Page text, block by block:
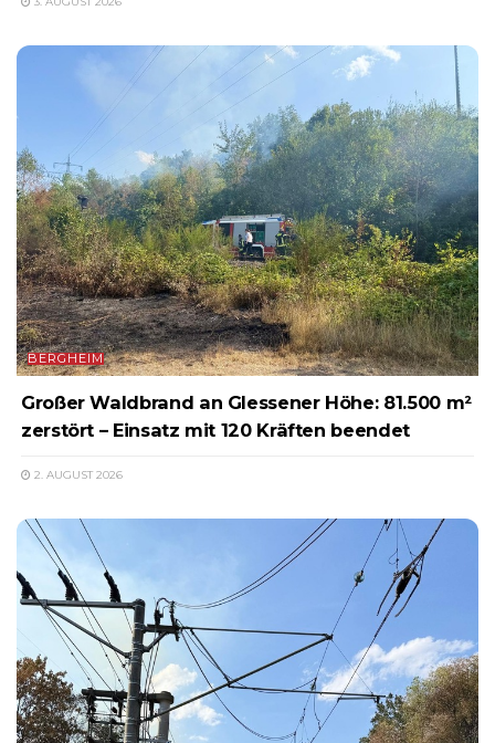
BERGHEIM
Großer Waldbrand an Glessener Höhe: 81.500 m²
zerstört – Einsatz mit 120 Kräften beendet
2. AUGUST 2026